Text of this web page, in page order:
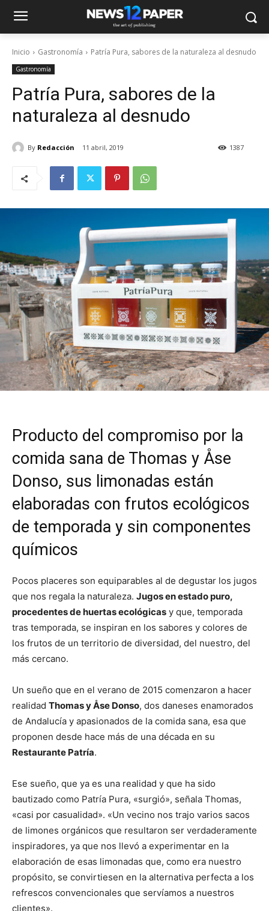
Inicio Gastronomía Patría Pura, sabores de la naturaleza al desnudo
Gastronomía
Patría Pura, sabores de la
naturaleza al desnudo
By Redacción 11 abril, 2019 1387
Producto del compromiso por la
comida sana de Thomas y Åse
Donso, sus limonadas están
elaboradas con frutos ecológicos
de temporada y sin componentes
químicos
Pocos placeres son equiparables al de degustar los jugos
que nos regala la naturaleza. Jugos en estado puro,
procedentes de huertas ecológicas y que, temporada
tras temporada, se inspiran en los sabores y colores de
los frutos de un territorio de diversidad, del nuestro, del
más cercano.
Un sueño que en el verano de 2015 comenzaron a hacer
realidad Thomas y Åse Donso, dos daneses enamorados
de Andalucía y apasionados de la comida sana, esa que
proponen desde hace más de una década en su
Restaurante Patría.
Ese sueño, que ya es una realidad y que ha sido
bautizado como Patría Pura, «surgió», señala Thomas,
«casi por casualidad». «Un vecino nos trajo varios sacos
de limones orgánicos que resultaron ser verdaderamente
inspiradores, ya que nos llevó a experimentar en la
elaboración de esas limonadas que, como era nuestro
propósito, se convirtiesen en la alternativa perfecta a los
refrescos convencionales que servíamos a nuestros
clientes».